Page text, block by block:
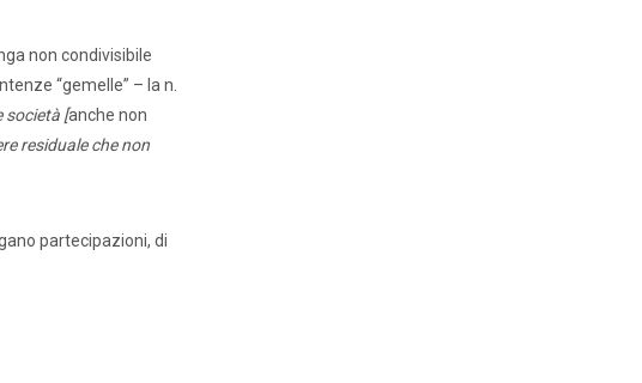
non condivisibile
“gemelle” – la n.
società [anche non
residuale che non
partecipazioni, di